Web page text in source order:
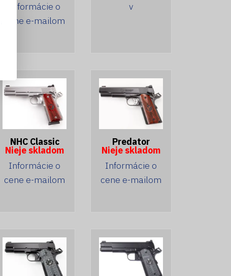
Informácie o
cene e-mailom
v
NHC Classic
Nieje skladom
Informácie o
cene e-mailom
Predator
Nieje skladom
Informácie o
cene e-mailom